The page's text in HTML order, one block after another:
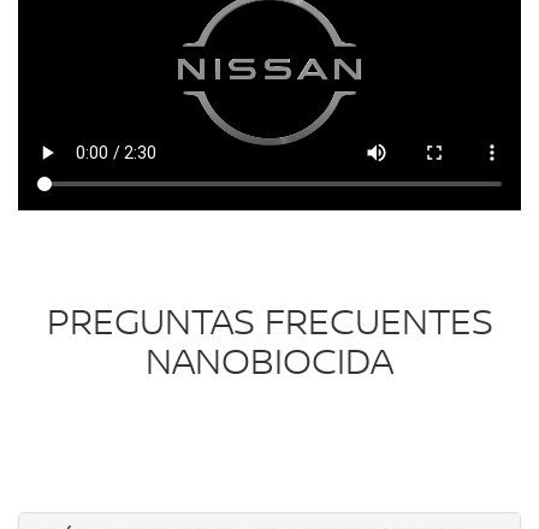
PREGUNTAS FRECUENTES
NANOBIOCIDA